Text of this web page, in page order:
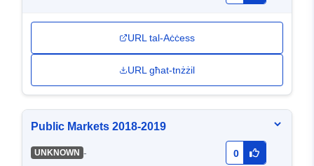
URL tal-Aċċess
URL għat-tnżżil
Public Markets 2018-2019
UNKNOWN - 0